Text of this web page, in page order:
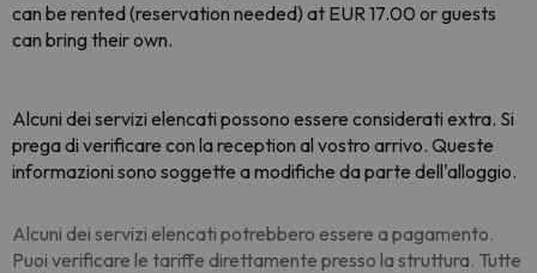
can be rented (reservation needed) at EUR 17.00 or guests
can bring their own.
Alcuni dei servizi elencati possono essere considerati extra. Si
prega di verificare con la reception al vostro arrivo. Queste
informazioni sono soggette a modifiche da parte dell'alloggio.
Alcuni dei servizi elencati potrebbero essere a pagamento.
Puoi verificare le tariffe direttamente presso la struttura. Tutte